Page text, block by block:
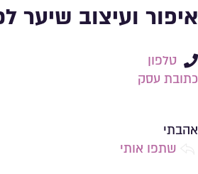
איפור ועיצוב שיער
טלפון
כתובת עסק
שמירה ברשימת מועדפים
אהבתי
שתפו אותי